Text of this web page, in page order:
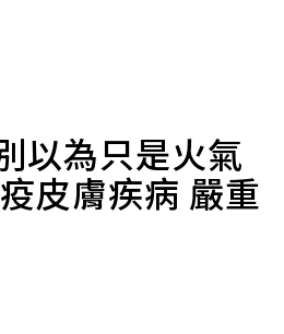
以為只是火氣
皮膚疾病 嚴重